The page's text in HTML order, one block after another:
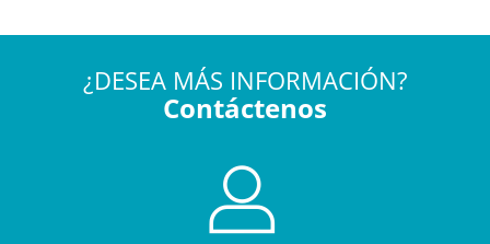
¿DESEA MÁS INFORMACIÓN?
Contáctenos